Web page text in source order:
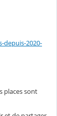
depuis-2020-
places sont